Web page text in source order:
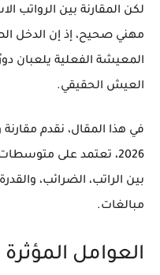
لكن المقارنة بين الرواتب
مهني صحيح، إذ إن الدخل
المعيشة الفعلية يلعبان
العيش الحقيقي.
في هذا المقال، نقدم
2026، تعتمد على
بين الراتب، الضرائب،
مبالغات.
العوامل